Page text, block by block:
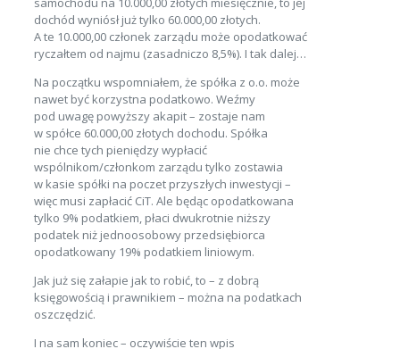
dochód wyniósł już tylko 60.000,00 złotych.
A te 10.000,00 członek zarządu może opodatkować
ryczałtem od najmu (zasadniczo 8,5%). I tak dalej…
Na początku wspomniałem, że spółka z o.o. może
nawet być korzystna podatkowo. Weźmy
pod uwagę powyższy akapit – zostaje nam
w spółce 60.000,00 złotych dochodu. Spółka
nie chce tych pieniędzy wypłacić
wspólnikom/członkom zarządu tylko zostawia
w kasie spółki na poczet przyszłych inwestycji –
więc musi zapłacić CiT. Ale będąc opodatkowana
tylko 9% podatkiem, płaci dwukrotnie niższy
podatek niż jednoosobowy przedsiębiorca
opodatkowany 19% podatkiem liniowym.
Jak już się załapie jak to robić, to – z dobrą
księgowością i prawnikiem – można na podatkach
oszczędzić.
I na sam koniec – oczywiście ten wpis